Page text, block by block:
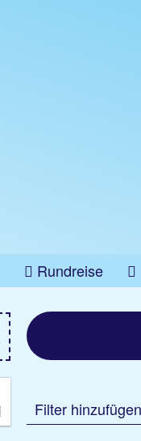
Rundreise
Filter hinzufügen